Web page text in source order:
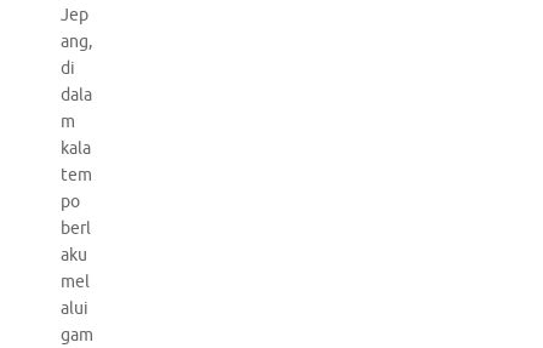
Jep
ang,
di
dala
m
kala
tem
po
berl
aku
mel
alui
gam